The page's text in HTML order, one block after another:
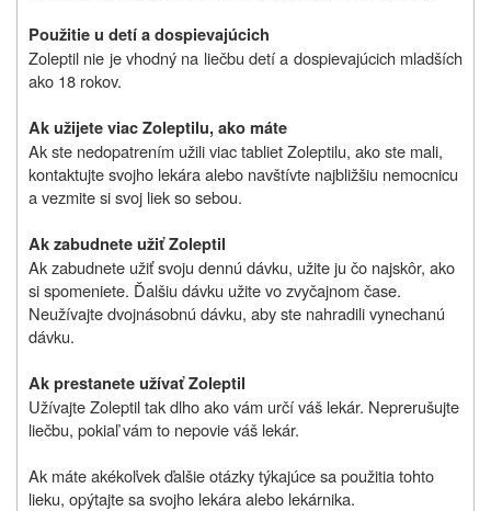
Použitie u detí a dospievajúcich
Zoleptil nie je vhodný na liečbu detí a dospievajúcich mladších
ako 18 rokov.
Ak užijete viac Zoleptilu, ako máte
Ak ste nedopatrením užili viac tabliet Zoleptilu, ako ste mali,
kontaktujte svojho lekára alebo navštívte najbližšiu nemocnicu
a vezmite si svoj liek so sebou.
Ak zabudnete užiť Zoleptil
Ak zabudnete užiť svoju dennú dávku, užite ju čo najskôr, ako
si spomeniete. Ďalšiu dávku užite vo zvyčajnom čase.
Neužívajte dvojnásobnú dávku, aby ste nahradili vynechanú
dávku.
Ak prestanete užívať Zoleptil
Užívajte Zoleptil tak dlho ako vám určí váš lekár. Neprerušujte
liečbu, pokiaľ vám to nepovie váš lekár.
Ak máte akékoľvek ďalšie otázky týkajúce sa použitia tohto
lieku, opýtajte sa svojho lekára alebo lekárnika.